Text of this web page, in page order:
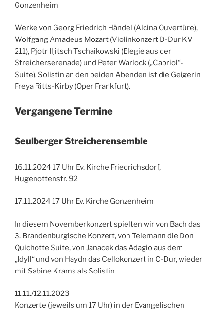
Gonzenheim
Werke von Georg Friedrich Händel (Alcina Ouvertüre),
Wolfgang Amadeus Mozart (Violinkonzert D-Dur KV
211), Pjotr Iljitsch Tschaikowski (Elegie aus der
Streicherserenade) und Peter Warlock („Cabriol“-
Suite). Solistin an den beiden Abenden ist die Geigerin
Freya Ritts-Kirby (Oper Frankfurt).
Vergangene Termine
Seulberger Streicherensemble
16.11.2024 17 Uhr Ev. Kirche Friedrichsdorf,
Hugenottenstr. 92
17.11.2024 17 Uhr Ev. Kirche Gonzenheim
In diesem Novemberkonzert spielten wir von Bach das
3. Brandenburgische Konzert, von Telemann die Don
Quichotte Suite, von Janacek das Adagio aus dem
„Idyll“ und von Haydn das Cellokonzert in C-Dur, wieder
mit Sabine Krams als Solistin.
11.11./12.11.2023
Konzerte (jeweils um 17 Uhr) in der Evangelischen